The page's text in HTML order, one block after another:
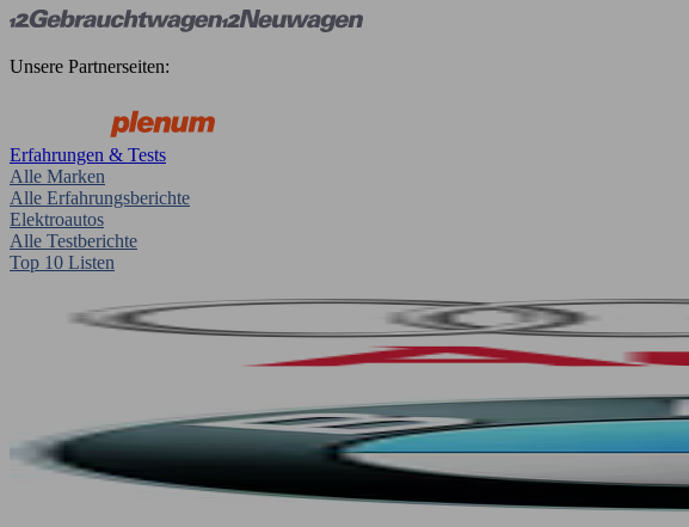
Unsere Partnerseiten:
Erfahrungen & Tests
Alle Marken
Alle Erfahrungsberichte
Elektroautos
Alle Testberichte
Top 10 Listen